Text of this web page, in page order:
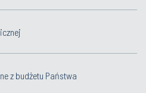
z budżetu Państwa